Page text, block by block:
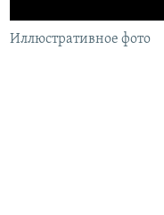
Иллюстративное фото